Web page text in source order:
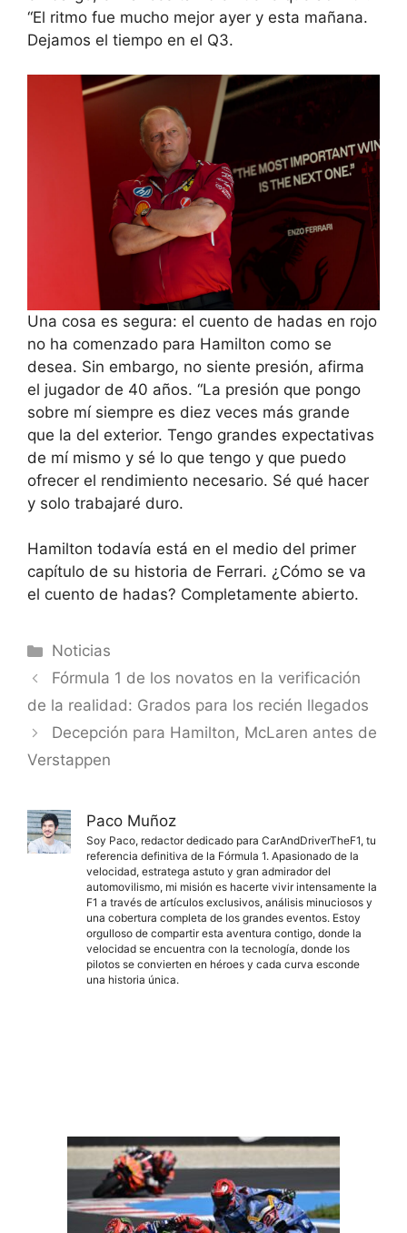
“El ritmo fue mucho mejor ayer y esta mañana.
Dejamos el tiempo en el Q3.
Una cosa es segura: el cuento de hadas en rojo
no ha comenzado para Hamilton como se
desea. Sin embargo, no siente presión, afirma
el jugador de 40 años. “La presión que pongo
sobre mí siempre es diez veces más grande
que la del exterior. Tengo grandes expectativas
de mí mismo y sé lo que tengo y que puedo
ofrecer el rendimiento necesario. Sé qué hacer
y solo trabajaré duro.
Hamilton todavía está en el medio del primer
capítulo de su historia de Ferrari. ¿Cómo se va
el cuento de hadas? Completamente abierto.
Categorías
Noticias
Fórmula 1 de los novatos en la verificación
de la realidad: Grados para los recién llegados
Decepción para Hamilton, McLaren antes de
Verstappen
Paco Muñoz
Soy Paco, redactor dedicado para CarAndDriverTheF1, tu
referencia definitiva de la Fórmula 1. Apasionado de la
velocidad, estratega astuto y gran admirador del
automovilismo, mi misión es hacerte vivir intensamente la
F1 a través de artículos exclusivos, análisis minuciosos y
una cobertura completa de los grandes eventos. Estoy
orgulloso de compartir esta aventura contigo, donde la
velocidad se encuentra con la tecnología, donde los
pilotos se convierten en héroes y cada curva esconde
una historia única.